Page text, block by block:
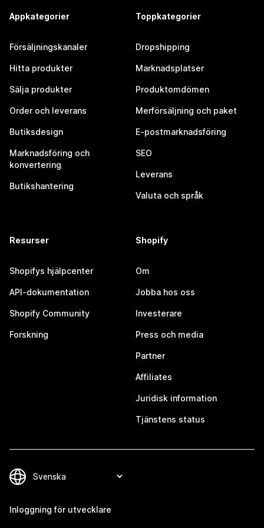
Appkategorier
Försäljningskanaler
Hitta produkter
Sälja produkter
Order och leverans
Butiksdesign
Marknadsföring och
konvertering
Butikshantering
Toppkategorier
Dropshipping
Marknadsplatser
Produktomdömen
Merförsäljning och paket
E-postmarknadsföring
SEO
Leverans
Valuta och språk
Resurser
Shopifys hjälpcenter
API-dokumentation
Shopify Community
Forskning
Shopify
Om
Jobba hos oss
Investerare
Press och media
Partner
Affiliates
Juridisk information
Tjänstens status
Inloggning för utvecklare